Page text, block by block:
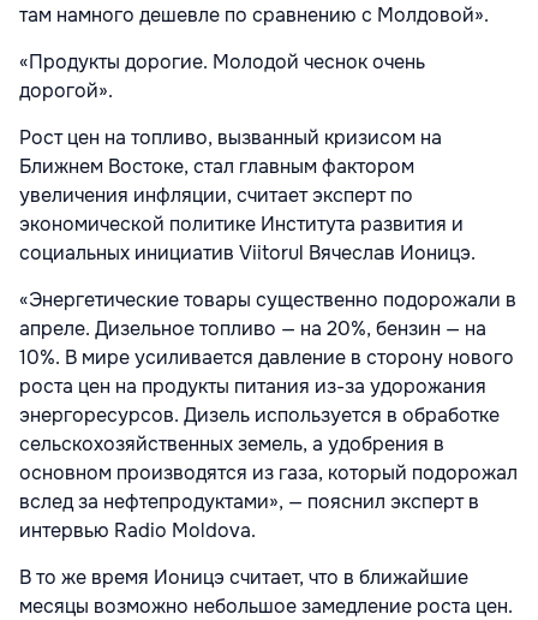
там намного дешевле по сравнению с Молдовой».
«Продукты дорогие. Молодой чеснок очень
дорогой».
Рост цен на топливо, вызванный кризисом на
Ближнем Востоке, стал главным фактором
увеличения инфляции, считает эксперт по
экономической политике Института развития и
социальных инициатив Viitorul Вячеслав Ионицэ.
«Энергетические товары существенно подорожали в
апреле. Дизельное топливо — на 20%, бензин — на
10%. В мире усиливается давление в сторону нового
роста цен на продукты питания из-за удорожания
энергоресурсов. Дизель используется в обработке
сельскохозяйственных земель, а удобрения в
основном производятся из газа, который подорожал
вслед за нефтепродуктами», — пояснил эксперт в
интервью Radio Moldova.
В то же время Ионицэ считает, что в ближайшие
месяцы возможно небольшое замедление роста цен.